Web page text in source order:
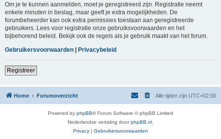
Om je te kunnen aanmelden, moet je geregistreerd zijn. Registratie neemt
enkele minuten in beslag, maar geeft je extra mogelijkheden. De
forumbeheerder kan ook extra permissies toestaan aan geregistreerde
gebruikers. Lees voor registratie onze gebruiksvoorwaarden en het
bijbehorend beleid. Bekijk ook de regels als je gebruik maakt van het forum.
Gebruikersvoorwaarden | Privacybeleid
Registreer
Home Forumoverzicht Alle tijden zijn UTC+02:00
Powered by phpBB® Forum Software © phpBB Limited
Nederlandse vertaling doorphpBB.nl
Privacy | Gebruikersvoorwaarden